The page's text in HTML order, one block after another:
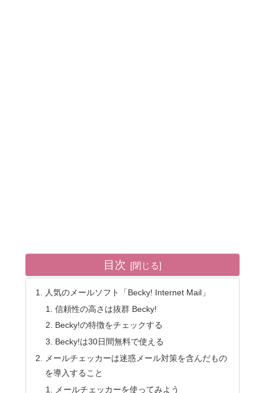
目次
人気のメールソフト「Becky! Internet Mail」
信頼性の高さは抜群 Becky!
Becky!の特徴をチェックする
Becky!は30日間無料で使える
メールチェッカーは迷惑メール対策を含んだもの
を導入すること
メールチェッカーを使ってみよう